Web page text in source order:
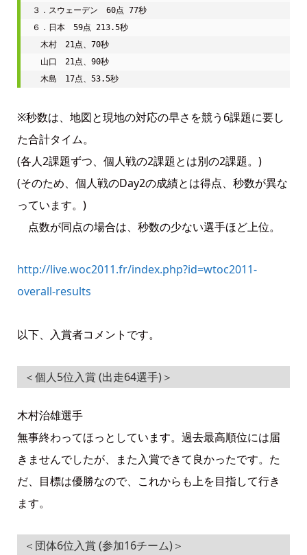
３．スウェーデン　60点 77秒
６．日本　59点 213.5秒
木村　21点、70秒
山口　21点、90秒
木島　17点、53.5秒
※秒数は、地図と現地の対応の早さを競う6課題に要し
た合計タイム。
(各人2課題ずつ、個人戦の2課題とは別の2課題。)
(そのため、個人戦のDay2の成績とは得点、秒数が異な
っています。)
点数が同点の場合は、秒数の少ない選手ほど上位。
http://live.woc2011.fr/index.php?id=wtoc2011-
overall-results
以下、入賞者コメントです。
＜個人5位入賞 (出走64選手)＞
木村治雄選手
無事終わってほっとしています。過去最高順位には届
きませんでしたが、また入賞できて良かったです。た
だ、目標は優勝なので、これからも上を目指して行き
ます。
＜団体6位入賞 (参加16チーム)＞